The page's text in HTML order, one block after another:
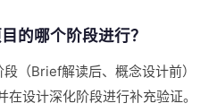
的哪个阶段进行？
（Brief解读后、概念设计前）
设计深化阶段进行补充验证。